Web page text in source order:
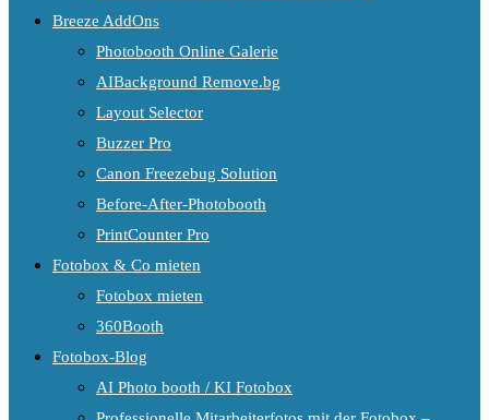
Breeze AddOns
Photobooth Online Galerie
AIBackground Remove.bg
Layout Selector
Buzzer Pro
Canon Freezebug Solution
Before-After-Photobooth
PrintCounter Pro
Fotobox & Co mieten
Fotobox mieten
360Booth
Fotobox-Blog
AI Photo booth / KI Fotobox